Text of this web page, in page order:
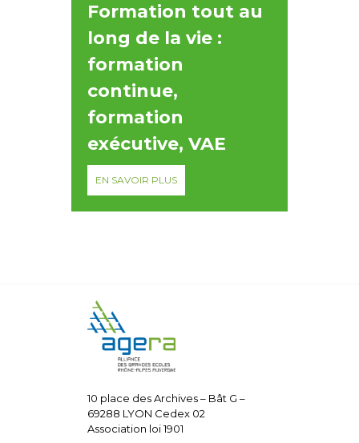
Formation tout au
long de la vie :
formation
continue,
formation
exécutive, VAE
EN SAVOIR PLUS
10 place des Archives – Bât G –
69288 LYON Cedex 02
Association loi 1901